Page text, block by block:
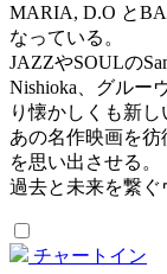
MARIA, D.O と
なっている。
JAZZやSOULの
Nishioka、グルー
り懐かしくも新し
あの名作映画を
を思い出させる。
過去と未来を繋ぐ
チャートイン